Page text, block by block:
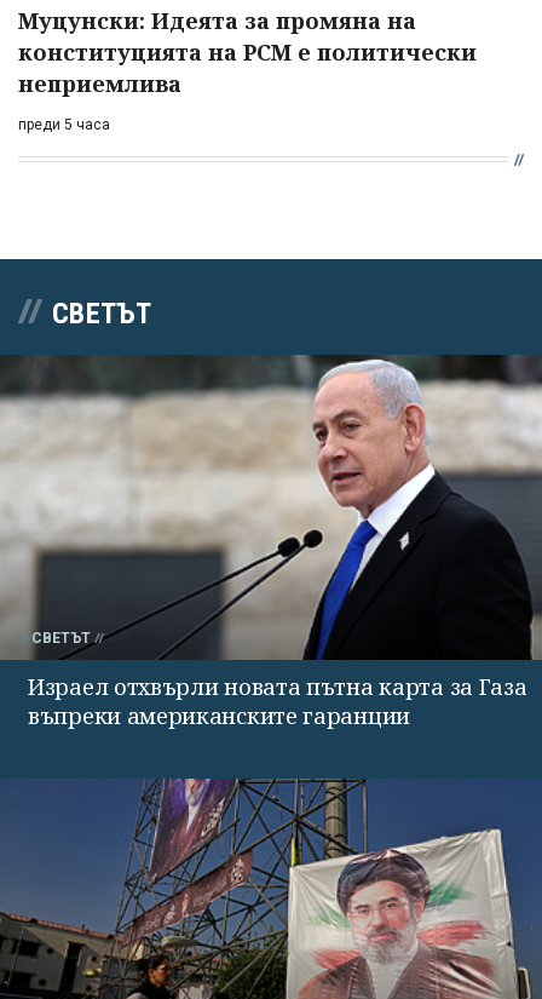
Муцунски: Идеята за промяна на
конституцията на РСМ е политически
неприемлива
преди 5 часа
СВЕТЪТ
СВЕТЪТ
Израел отхвърли новата пътна карта за Газа
въпреки американските гаранции